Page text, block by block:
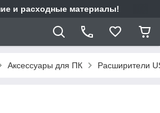
и расходные материалы!
Аксессуары для ПК Расширители